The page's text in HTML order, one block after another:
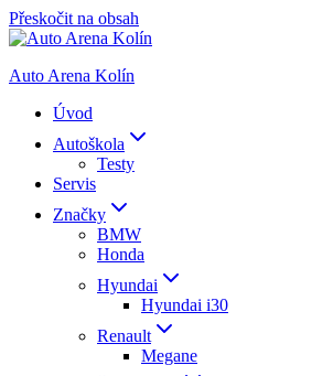
Přeskočit na obsah
Auto Arena Kolín
Úvod
Autoškola
Testy
Servis
Značky
BMW
Honda
Hyundai
Hyundai i30
Renault
Megane